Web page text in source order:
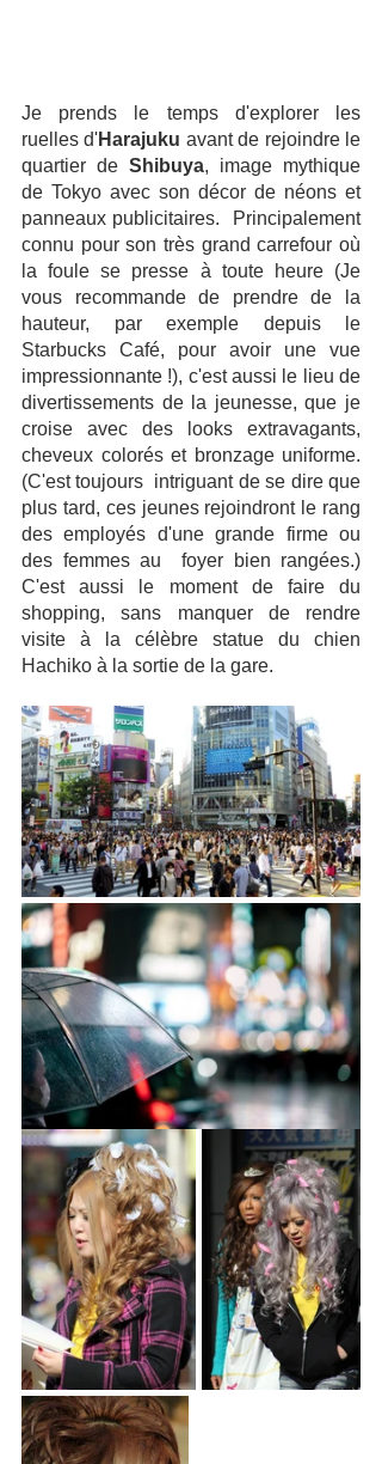
Je prends le temps d'explorer les
ruelles d'Harajuku avant de rejoindre le
quartier de Shibuya, image mythique
de Tokyo avec son décor de néons et
panneaux publicitaires.  Principalement
connu pour son très grand carrefour où
la foule se presse à toute heure (Je
vous recommande de prendre de la
hauteur, par exemple depuis le
Starbucks Café, pour avoir une vue
impressionnante !), c'est aussi le lieu de
divertissements de la jeunesse, que je
croise avec des looks extravagants,
cheveux colorés et bronzage uniforme.
(C'est toujours  intriguant de se dire que
plus tard, ces jeunes rejoindront le rang
des employés d'une grande firme ou
des femmes au  foyer bien rangées.)
C'est aussi le moment de faire du
shopping, sans manquer de rendre
visite à la célèbre statue du chien
Hachiko à la sortie de la gare.